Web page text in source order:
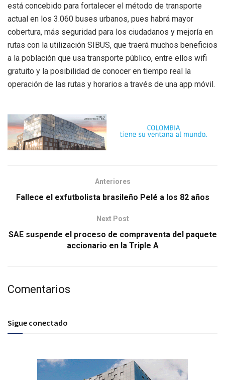
está concebido para fortalecer el método de transporte
actual en los 3.060 buses urbanos, pues habrá mayor
cobertura, más seguridad para los ciudadanos y mejoría en
rutas con la utilización SIBUS, que traerá muchos beneficios
a la población que usa transporte público, entre ellos wifi
gratuito y la posibilidad de conocer en tiempo real la
operación de las rutas y horarios a través de una app móvil.
Anteriores
Fallece el exfutbolista brasileño Pelé a los 82 años
Next Post
SAE suspende el proceso de compraventa del paquete
accionario en la Triple A
Comentarios
Sigue conectado